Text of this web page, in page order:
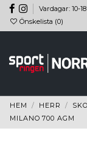
Vardagar: 10-
Önskelista (0)
HEM HERR
MILANO 700 AGM